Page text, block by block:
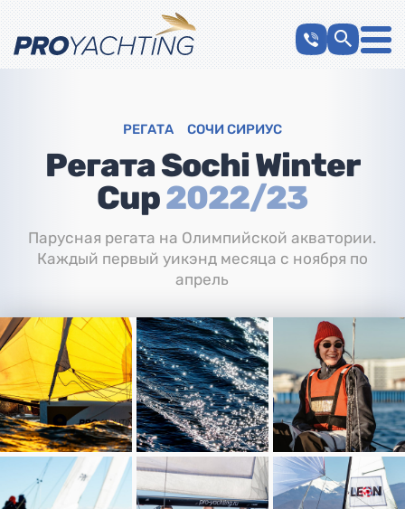
РЕГАТА СОЧИ СИРИУС
Регата Sochi Winter
Cup2022/23
Парусная регата на Олимпийской акватории.
Каждый первый уикэнд месяца с ноября по
апрель